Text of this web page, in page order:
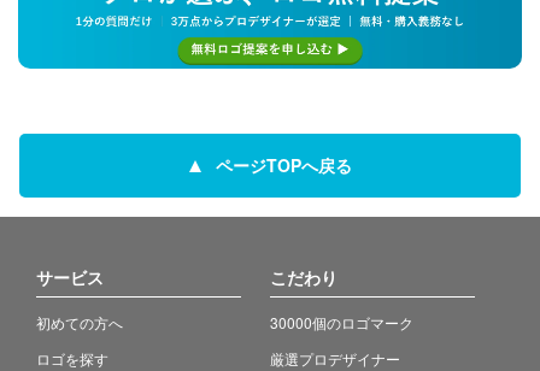
ページTOPへ戻る
サービス
初めての方へ
ロゴを探す
こだわり
30000個のロゴマーク
厳選プロデザイナー